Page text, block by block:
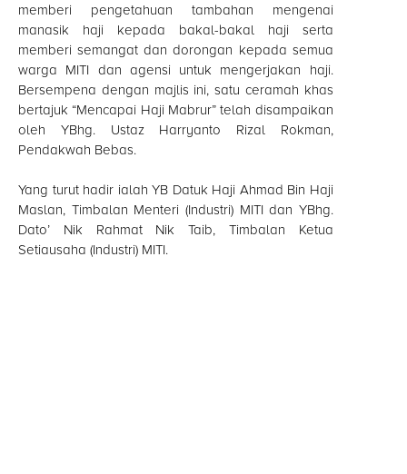
memberi pengetahuan tambahan mengenai
manasik haji kepada bakal-bakal haji serta
memberi semangat dan dorongan kepada semua
warga MITI dan agensi untuk mengerjakan haji.
Bersempena dengan majlis ini, satu ceramah khas
bertajuk “Mencapai Haji Mabrur” telah disampaikan
oleh YBhg. Ustaz Harryanto Rizal Rokman,
Pendakwah Bebas.
Yang turut hadir ialah YB Datuk Haji Ahmad Bin Haji
Maslan, Timbalan Menteri (Industri) MITI dan YBhg.
Dato’ Nik Rahmat Nik Taib, Timbalan Ketua
Setiausaha (Industri) MITI.